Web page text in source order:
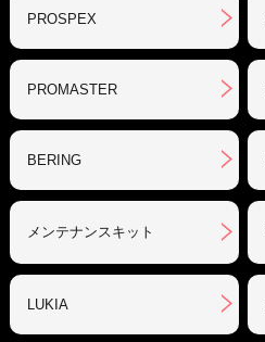
PROSPEX
PROMASTER
BERING
メンテナンスキット
LUKIA